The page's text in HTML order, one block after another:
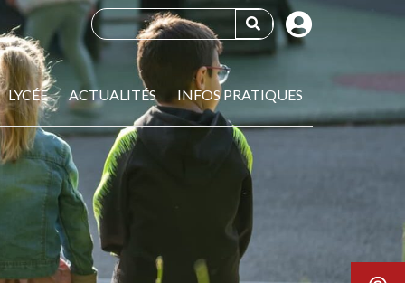
LYCÉE ACTUALITÉS INFOS PRATIQUES